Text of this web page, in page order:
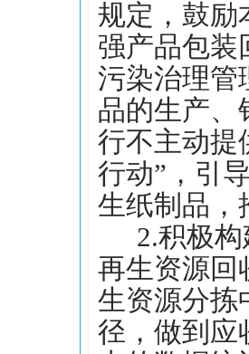
规定，鼓励
强产品包装
污染治理管
品的生产、
行不主动提
行动”，引
生纸制品，
2.积极
再生资源回
生资源分拣
径，做到应